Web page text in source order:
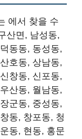
에서 찾을 수
산면, 남성동,
동동, 동성동,
호동, 상남동,
창동, 신포동,
산동, 월남동,
군동, 중성동,
동, 창포동, 청
동, 현동, 홍문